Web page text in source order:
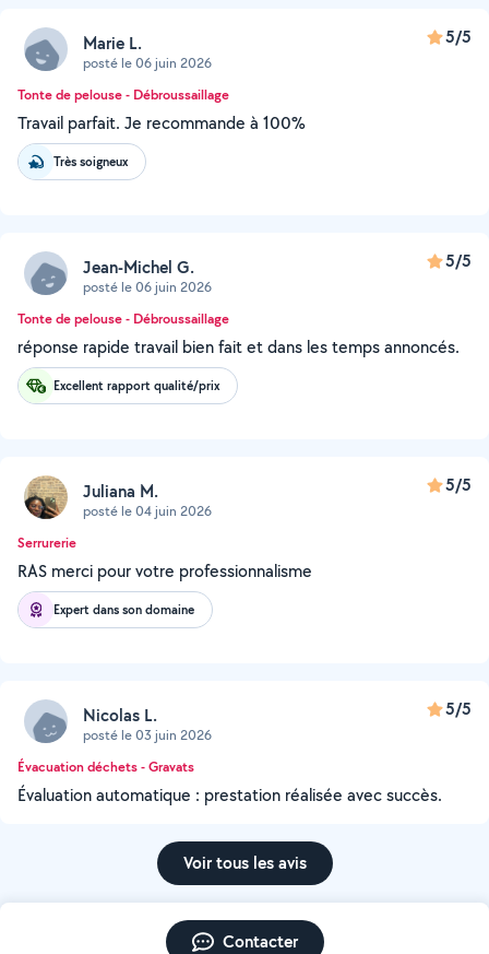
Marie L.
posté le 06 juin 2026
5/5
Tonte de pelouse - Débroussaillage
Travail parfait. Je recommande à 100%
Très soigneux
Jean-Michel G.
posté le 06 juin 2026
5/5
Tonte de pelouse - Débroussaillage
réponse rapide travail bien fait et dans les temps annoncés.
Excellent rapport qualité/prix
Juliana M.
posté le 04 juin 2026
5/5
Serrurerie
RAS merci pour votre professionnalisme
Expert dans son domaine
Nicolas L.
posté le 03 juin 2026
5/5
Évacuation déchets - Gravats
Évaluation automatique : prestation réalisée avec succès.
Voir tous les avis
Contacter